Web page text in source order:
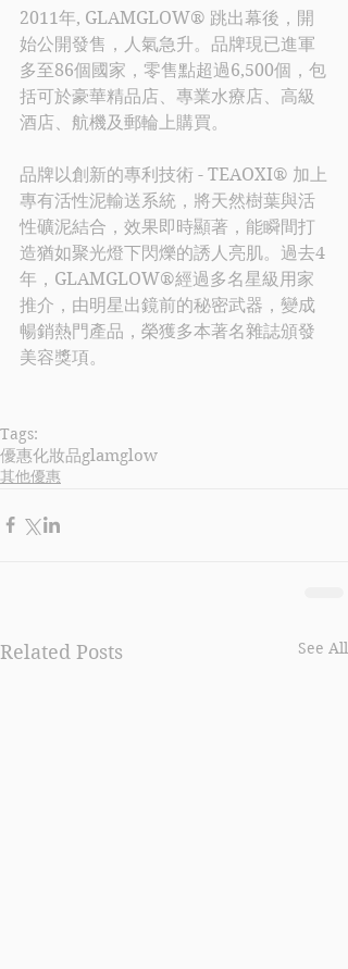
2011年, GLAMGLOW® 跳出幕後，開
始公開發售，人氣急升。品牌現已進軍
多至86個國家，零售點超過6,500個，包
括可於豪華精品店、專業水療店、高級
酒店、航機及郵輪上購買。
品牌以創新的專利技術 - TEAOXI® 加上
專有活性泥輸送系統，將天然樹葉與活
性礦泥結合，效果即時顯著，能瞬間打
造猶如聚光燈下閃爍的誘人亮肌。過去4
年，GLAMGLOW®經過多名星級用家
推介，由明星出鏡前的秘密武器，變成
暢銷熱門產品，榮獲多本著名雜誌頒發
美容獎項。
Tags:
優惠化妝品glamglow
其他優惠
Related Posts See All